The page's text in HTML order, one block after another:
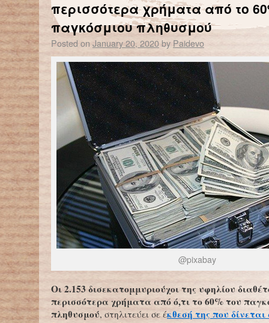
περισσότερα χρήματα από το
παγκόσμιου πληθυσμού
Posted on January 20, 2020by Paidevo
@pixabay
Οι 2.153 δισεκατομμυριούχοι της υφηλίου
περισσότερα χρήματα από ό,τι το 60% του
πληθυσμού, στηλιτεύει σε έκθεσή της που δίνεται